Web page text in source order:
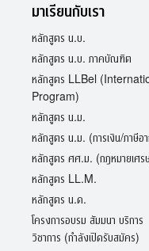
มาเรียนกับเรา
หลักสูตร น.บ.
หลักสูตร น.บ. ภาคบัณฑิต
หลักสูตร LLBel
Program)
หลักสูตร น.ม.
หลักสูตร น.ม. (การเงิน/ภาษีอ
หลักสูตร ศศ.ม. (กฎหมายเศร
หลักสูตร LL.M.
หลักสูตร น.ด.
โครงการอบรม สัมมนา บริการ
วิชาการ (กำลังเปิดรับสมัคร)